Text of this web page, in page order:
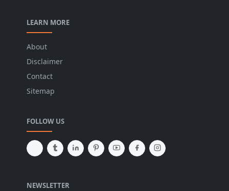
LEARN MORE
About
Disclaimer
Contact
Sitemap
FOLLOW US
NEWSLETTER